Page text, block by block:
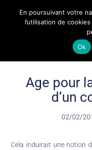
Age pour
d’un
02/02/
Cela induirait une notion
En poursuivant votre
l’utilisation de
Ok